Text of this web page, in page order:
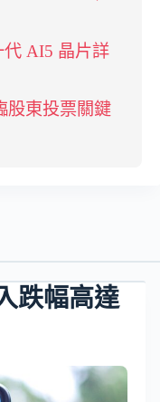
代 AI5 晶片詳
股東投票關鍵
跌幅高達